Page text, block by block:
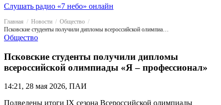
Слушать радио «7 небо» онлайн
Главная Новости
Общество
Псковские студенты получили дипломы всероссийской олимпиады «Я – профессионал»
Общество
Псковские студенты получили дипломы
всероссийской олимпиады «Я – профессионал»
14:21, 28 мая 2026, ПАИ
Подведены итоги IX сезона Всероссийской олимпиады